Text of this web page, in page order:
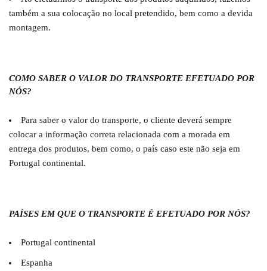
também a sua colocação no local pretendido, bem como a devida
montagem.
COMO SABER O VALOR DO TRANSPORTE EFETUADO POR
NÓS?
Para saber o valor do transporte, o cliente deverá sempre
colocar a informação correta relacionada com a morada em
entrega dos produtos, bem como, o país caso este não seja em
Portugal continental.
PAÍSES EM QUE O TRANSPORTE É EFETUADO POR NÓS?
Portugal continental
Espanha